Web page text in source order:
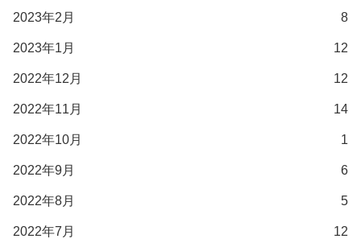
2023年2月 8
2023年1月 12
2022年12月 12
2022年11月 14
2022年10月 1
2022年9月 6
2022年8月 5
2022年7月 12